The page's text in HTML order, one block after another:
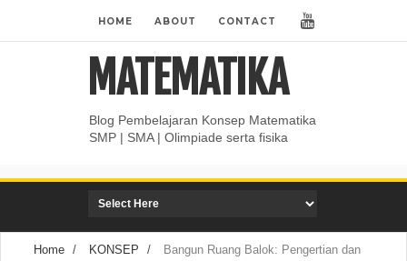
HOME ABOUT CONTACT
MATEMATIKA
Blog Pembelajaran Konsep Matematika
SMP | SMA | Olimpiade serta fisika
Home / KONSEP /
Bangun Ruang Balok: Pengertian dan